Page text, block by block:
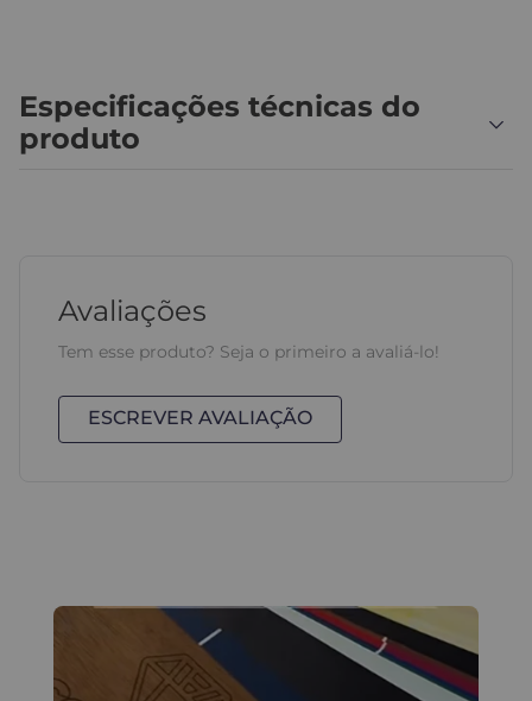
Especificações técnicas do
produto
Avaliações
Tem esse produto? Seja o primeiro a avaliá-lo!
ESCREVER AVALIAÇÃO